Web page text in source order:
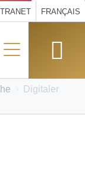
FRANÇAIS
Digitaler